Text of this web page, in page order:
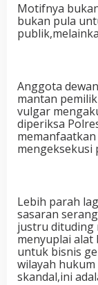
Motifnya
bukan pula
Anggota
mantan
vulgar
diperiksa
mengeksekusi
Lebih parah
sasaran
justru dituding
menyuplai
untuk bisnis
wilayah
skandal,ini